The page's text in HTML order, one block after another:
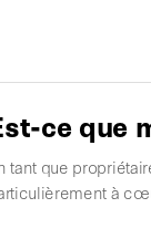
ce que
tant que
à